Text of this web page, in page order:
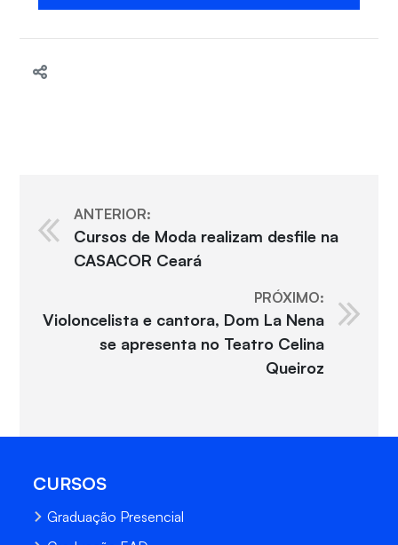
ANTERIOR:
Cursos de Moda realizam desfile na
CASACOR Ceará
PRÓXIMO:
Violoncelista e cantora, Dom La Nena
se apresenta no Teatro Celina
Queiroz
CURSOS
Graduação Presencial